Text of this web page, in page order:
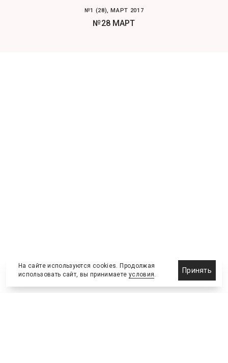
№1 (28), МАРТ 2017
№28 МАРТ
На сайте используются cookies. Продолжая
использовать сайт, вы принимаете условия.
Принять